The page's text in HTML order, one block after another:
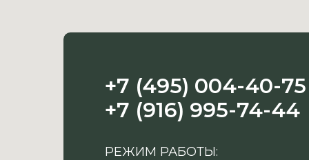
+7 (495) 004-40-75
+7 (916) 995-74-44
РЕЖИМ РАБОТЫ: